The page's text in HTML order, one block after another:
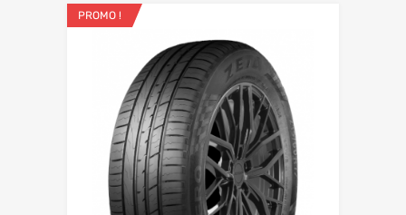
PROMO !